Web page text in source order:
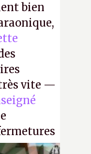
bien
vite —
essorer